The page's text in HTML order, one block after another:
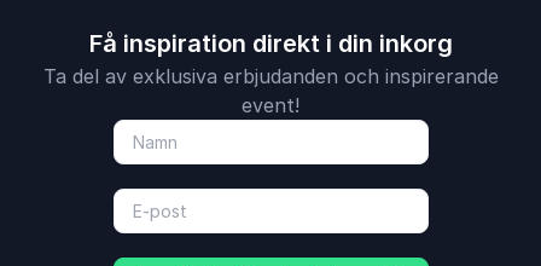
Få inspiration direkt i din inkorg
Ta del av exklusiva erbjudanden och inspirerande
event!